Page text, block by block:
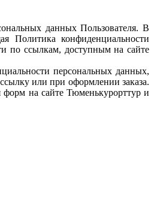
данных Пользователя. В
Политика конфиденциальности
по ссылкам, доступным на сайте
персональных данных,
или при оформлении заказа.
форм на сайте Тюменькурорттур и